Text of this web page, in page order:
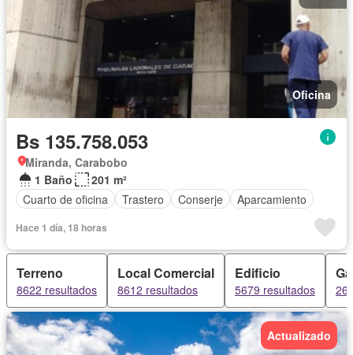
Oficina
Bs 135.758.053
Miranda, Carabobo
1 Baño
201 m²
Cuarto de oficina
Trastero Conserje Aparcamiento
Hace 1 día, 18 horas
Terreno
8622 resultados
Local Comercial
8612 resultados
Edificio
5679 resultados
Actualizado